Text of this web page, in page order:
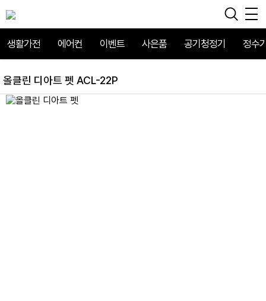
생활가전 에어컨 이벤트 사은품 공기청정기 정수
올클린 디아트 펫 ACL-22P